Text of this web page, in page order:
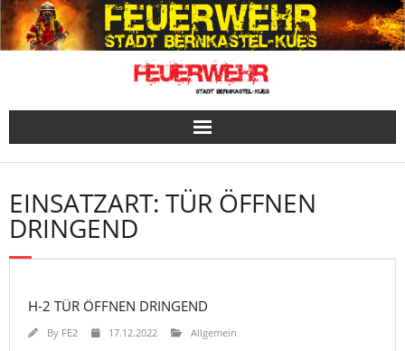
Skip
to
content
EINSATZART: TÜR ÖFFNEN
DRINGEND
H-2 TÜR ÖFFNEN DRINGEND
By FE2 17.12.2022 Allgemein